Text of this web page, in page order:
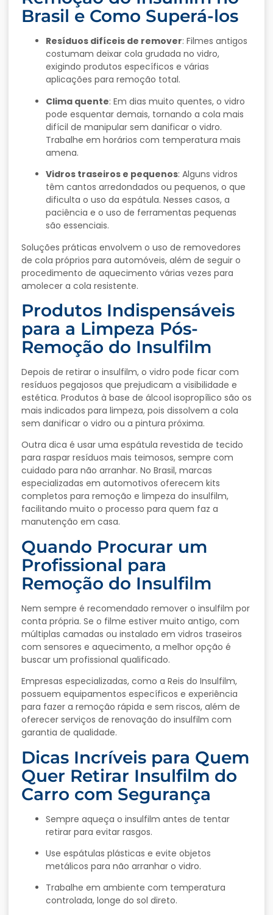
Brasil e Como Superá-los
Resíduos difíceis de remover: Filmes antigos
costumam deixar cola grudada no vidro,
exigindo produtos específicos e várias
aplicações para remoção total.
Clima quente: Em dias muito quentes, o vidro
pode esquentar demais, tornando a cola mais
difícil de manipular sem danificar o vidro.
Trabalhe em horários com temperatura mais
amena.
Vidros traseiros e pequenos: Alguns vidros
têm cantos arredondados ou pequenos, o que
dificulta o uso da espátula. Nesses casos, a
paciência e o uso de ferramentas pequenas
são essenciais.
Soluções práticas envolvem o uso de removedores
de cola próprios para automóveis, além de seguir o
procedimento de aquecimento várias vezes para
amolecer a cola resistente.
Produtos Indispensáveis
para a Limpeza Pós-
Remoção do Insulfilm
Depois de retirar o insulfilm, o vidro pode ficar com
resíduos pegajosos que prejudicam a visibilidade e
estética. Produtos à base de álcool isopropílico são os
mais indicados para limpeza, pois dissolvem a cola
sem danificar o vidro ou a pintura próxima.
Outra dica é usar uma espátula revestida de tecido
para raspar resíduos mais teimosos, sempre com
cuidado para não arranhar. No Brasil, marcas
especializadas em automotivos oferecem kits
completos para remoção e limpeza do insulfilm,
facilitando muito o processo para quem faz a
manutenção em casa.
Quando Procurar um
Profissional para
Remoção do Insulfilm
Nem sempre é recomendado remover o insulfilm por
conta própria. Se o filme estiver muito antigo, com
múltiplas camadas ou instalado em vidros traseiros
com sensores e aquecimento, a melhor opção é
buscar um profissional qualificado.
Empresas especializadas, como a Reis do Insulfilm,
possuem equipamentos específicos e experiência
para fazer a remoção rápida e sem riscos, além de
oferecer serviços de renovação do insulfilm com
garantia de qualidade.
Dicas Incríveis para Quem
Quer Retirar Insulfilm do
Carro com Segurança
Sempre aqueça o insulfilm antes de tentar
retirar para evitar rasgos.
Use espátulas plásticas e evite objetos
metálicos para não arranhar o vidro.
Trabalhe em ambiente com temperatura
controlada, longe do sol direto.